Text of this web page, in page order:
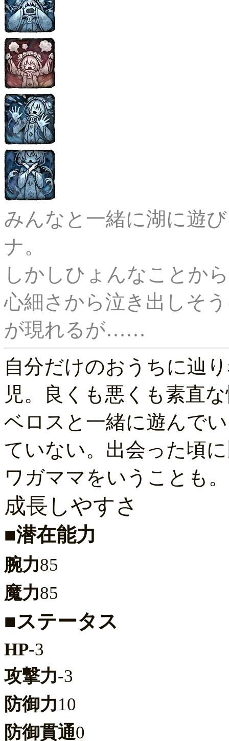
みんなと一緒に湖に遊
ナ。
しかしひょんなことか
心細さから泣き出しそ
自分だけのおうちに辿
児。良くも悪くも素直
ベロスと一緒に遊んで
ていない。出会った頃
ワガママをいうことも。
成長しやすさ
■潜在能力
腕力85
魔力85
■ステータス
HP-3
攻撃力-3
防御力10
防御貫通0